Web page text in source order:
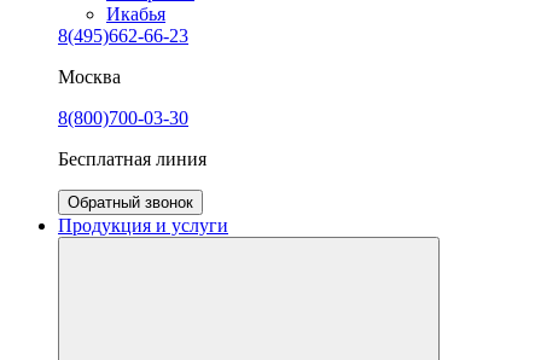
Икабья
8(495)662-66-23
Москва
8(800)700-03-30
Бесплатная линия
Обратный звонок
Продукция и услуги